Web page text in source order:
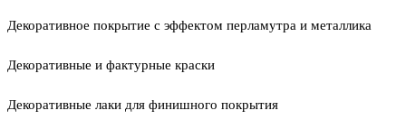
Декоративное покрытие с эффектом перламутра и металлика
Декоративные и фактурные краски
Декоративные лаки для финишного покрытия